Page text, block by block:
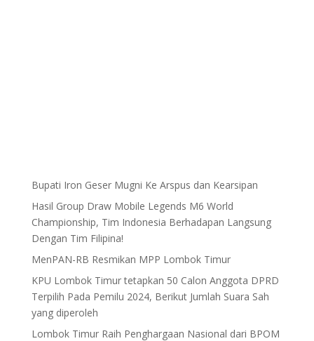
Bupati Iron Geser Mugni Ke Arspus dan Kearsipan
Hasil Group Draw Mobile Legends M6 World
Championship, Tim Indonesia Berhadapan Langsung
Dengan Tim Filipina!
MenPAN-RB Resmikan MPP Lombok Timur
KPU Lombok Timur tetapkan 50 Calon Anggota DPRD
Terpilih Pada Pemilu 2024, Berikut Jumlah Suara Sah
yang diperoleh
Lombok Timur Raih Penghargaan Nasional dari BPOM